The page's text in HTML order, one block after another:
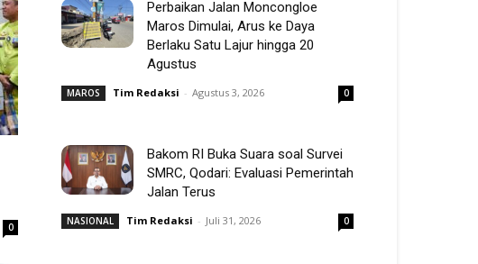
0
Perbaikan Jalan Moncongloe
Maros Dimulai, Arus ke Daya
Berlaku Satu Lajur hingga 20
Agustus
MAROS Tim Redaksi - Agustus 3, 2026 0
Bakom RI Buka Suara soal Survei
SMRC, Qodari: Evaluasi Pemerintah
Jalan Terus
NASIONAL Tim Redaksi - Juli 31, 2026 0